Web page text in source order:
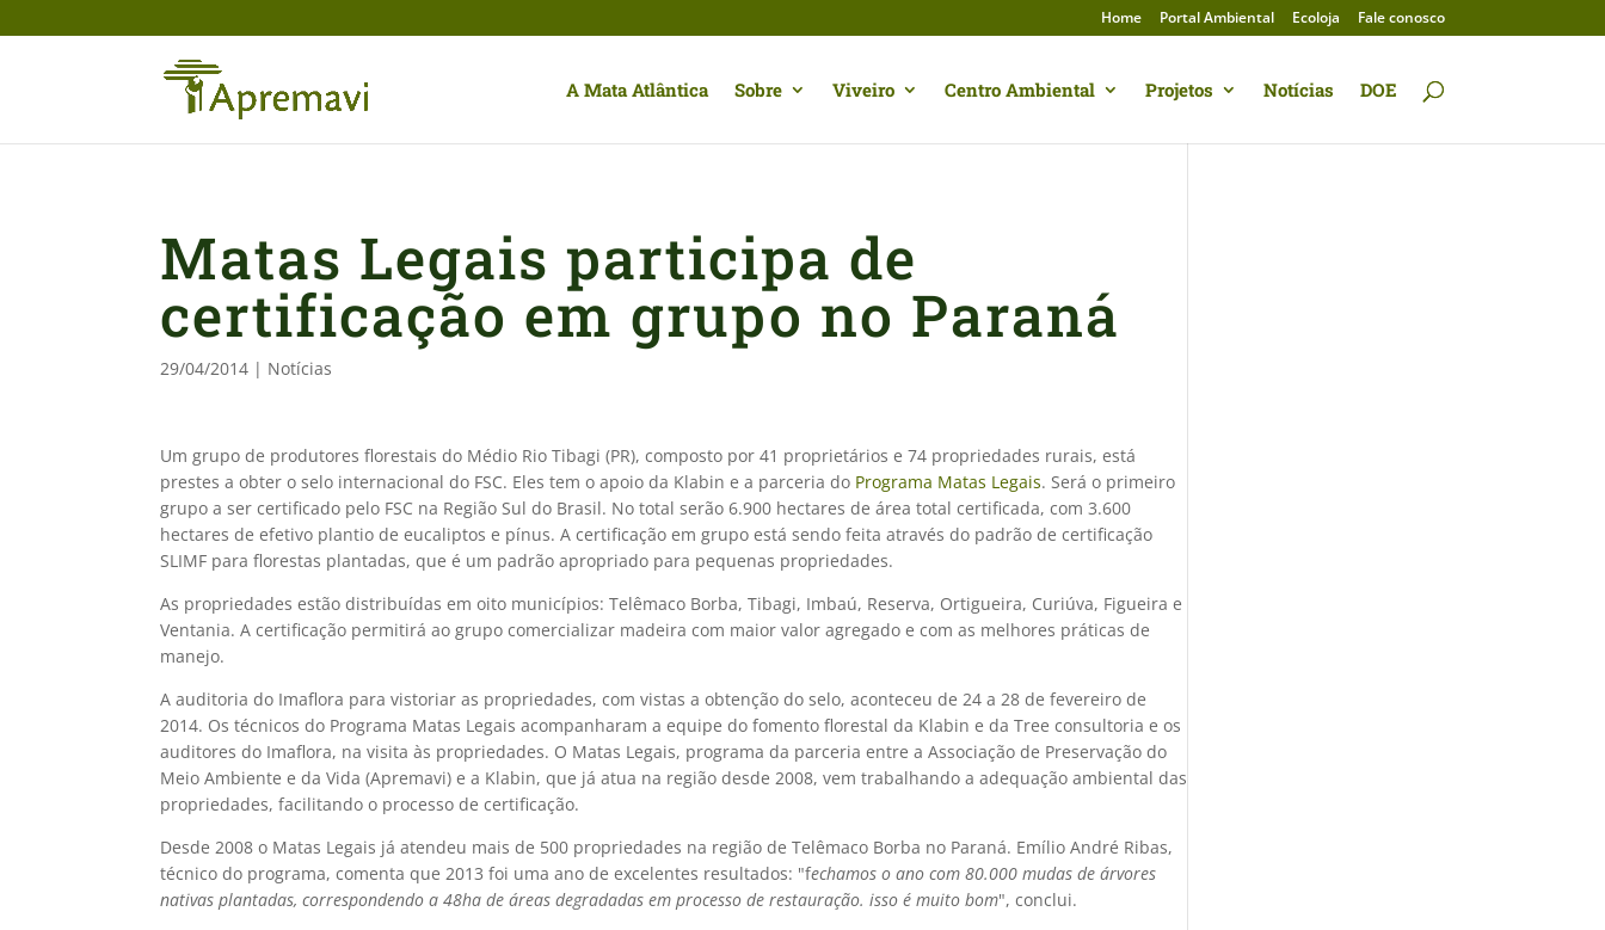
Home Portal Ambiental Ecoloja Fale conosco
A Mata Atlântica Sobre Viveiro Centro Ambiental Projetos Notícias DOE
Matas Legais participa de
certificação em grupo no Paraná
29/04/2014 | Notícias
Um grupo de produtores florestais do Médio Rio Tibagi (PR), composto por 41 proprietários e 74 propriedades rurais, está
prestes a obter o selo internacional do FSC. Eles tem o apoio da Klabin e a parceria do Programa Matas Legais. Será o primeiro
grupo a ser certificado pelo FSC na Região Sul do Brasil. No total serão 6.900 hectares de área total certificada, com 3.600
hectares de efetivo plantio de eucaliptos e pínus. A certificação em grupo está sendo feita através do padrão de certificação
SLIMF para florestas plantadas, que é um padrão apropriado para pequenas propriedades.
As propriedades estão distribuídas em oito municípios: Telêmaco Borba, Tibagi, Imbaú, Reserva, Ortigueira, Curiúva, Figueira e
Ventania. A certificação permitirá ao grupo comercializar madeira com maior valor agregado e com as melhores práticas de
manejo.
A auditoria do Imaflora para vistoriar as propriedades, com vistas a obtenção do selo, aconteceu de 24 a 28 de fevereiro de
2014. Os técnicos do Programa Matas Legais acompanharam a equipe do fomento florestal da Klabin e da Tree consultoria e os
auditores do Imaflora, na visita às propriedades. O Matas Legais, programa da parceria entre a Associação de Preservação do
Meio Ambiente e da Vida (Apremavi) e a Klabin, que já atua na região desde 2008, vem trabalhando a adequação ambiental das
propriedades, facilitando o processo de certificação.
Desde 2008 o Matas Legais já atendeu mais de 500 propriedades na região de Telêmaco Borba no Paraná. Emílio André Ribas,
técnico do programa, comenta que 2013 foi uma ano de excelentes resultados: "fechamos o ano com 80.000 mudas de árvores
nativas plantadas, correspondendo a 48ha de áreas degradadas em processo de restauração. isso é muito bom", conclui.